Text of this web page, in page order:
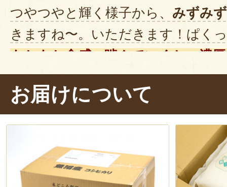
つやつやと輝く様子から、 みずみ
きますね〜。いただきます！ぱく
もちもち食感。噛んでいくと、濃
いきます。ほんのりとした塩気に
っと際立っていますよ。
お届けについて